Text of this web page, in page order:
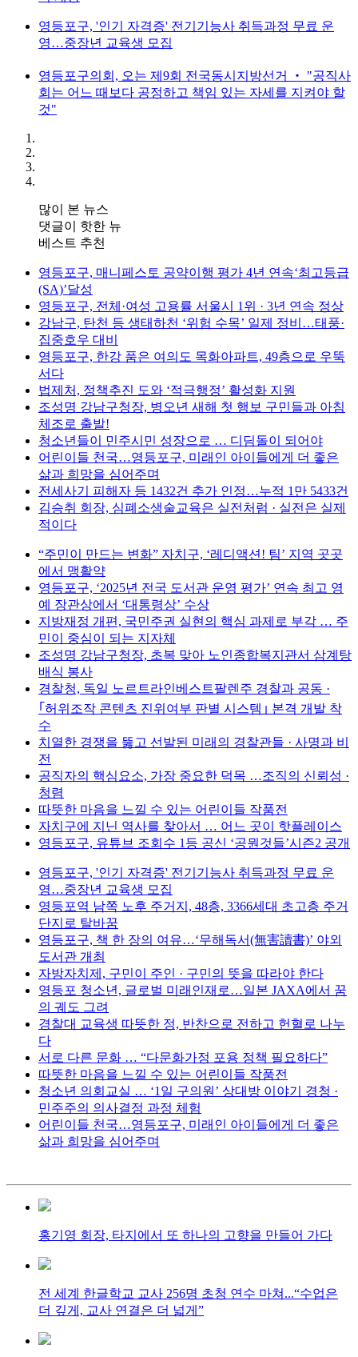
영등포구, '인기 자격증' 전기기능사 취득과정 무료 운
영…중장년 교육생 모집
영등포구의회, 오는 제9회 전국동시지방선거 ‧ "공직사
회는 어느 때보다 공정하고 책임 있는 자세를 지켜야 할
것"
많이 본 뉴스
댓글이 핫한 뉴
베스트 추천
영등포구, 매니페스토 공약이행 평가 4년 연속‘최고등급
(SA)’달성
영등포구, 전체·여성 고용률 서울시 1위 · 3년 연속 정상
강남구, 탄천 등 생태하천 ‘위험 수목’ 일제 정비…태풍·
집중호우 대비
영등포구, 한강 품은 여의도 목화아파트, 49층으로 우뚝
서다
법제처, 정책추진 도와 ‘적극행정’ 활성화 지원
조성명 강남구청장, 병오년 새해 첫 행보 구민들과 아침
체조로 출발!
청소년들이 민주시민 성장으로 … 디딤돌이 되어야
어린이들 천국…영등포구, 미래인 아이들에게 더 좋은
삶과 희망을 심어주며
전세사기 피해자 등 1432건 추가 인정…누적 1만 5433건
김승취 회장, 심폐소생술교육은 실전처럼 · 실전은 실제
적이다
“주민이 만드는 변화” 자치구, ‘레디액션! 팀’ 지역 곳곳
에서 맹활약
영등포구, ‘2025년 전국 도서관 운영 평가’ 연속 최고 영
예 장관상에서 ‘대통령상’ 수상
지방재정 개편, 국민주권 실현의 핵심 과제로 부각 … 주
민이 중심이 되는 지자체
조성명 강남구청장, 초복 맞아 노인종합복지관서 삼계탕
배식 봉사
경찰청, 독일 노르트라인베스트팔렌주 경찰과 공동 ·
｢허위조작 콘텐츠 진위여부 판별 시스템｣ 본격 개발 착
수
치열한 경쟁을 뚫고 선발된 미래의 경찰관들 · 사명과 비
전
공직자의 핵심요소, 가장 중요한 덕목 …조직의 신뢰성 ·
청렴
따뜻한 마음을 느낄 수 있는 어린이들 작품전
자치구에 지닌 역사를 찾아서 … 어느 곳이 핫플레이스
영등포구, 유튜브 조회수 1등 공신 ‘공뭔것들’시즌2 공개
영등포구, '인기 자격증' 전기기능사 취득과정 무료 운
영…중장년 교육생 모집
영등포역 남쪽 노후 주거지, 48층, 3366세대 초고층 주거
단지로 탈바꿈
영등포구, 책 한 장의 여유…‘무해독서(無害讀書)’ 야외
도서관 개최
자방자치제, 구민이 주인 · 구민의 뜻을 따라야 한다
영등포 청소년, 글로벌 미래인재로…일본 JAXA에서 꿈
의 궤도 그려
경찰대 교육생 따뜻한 정, 반찬으로 전하고 헌혈로 나누
다
서로 다른 문화 … “다문화가정 포용 정책 필요하다”
따뜻한 마음을 느낄 수 있는 어린이들 작품전
청소년 의회교실 … ‘1일 구의원’ 상대방 이야기 경청 ·
민주주의 의사결정 과정 체험
어린이들 천국…영등포구, 미래인 아이들에게 더 좋은
삶과 희망을 심어주며
홍기영 회장, 타지에서 또 하나의 고향을 만들어 가다
전 세계 한글학교 교사 256명 초청 연수 마쳐...“수업은
더 깊게, 교사 연결은 더 넓게”